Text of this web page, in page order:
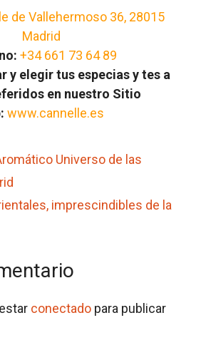
de Vallehermoso 36, 28015
Madrid
+34 661 73 64 89
y elegir tus especias y tes a
en nuestro Sitio
www.cannelle.es
Universo de las
imprescindibles de la
conectado para publicar